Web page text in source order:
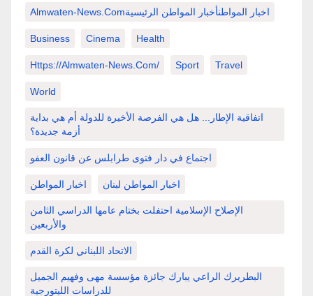
Almwaten-News.comاخبار المواطنأخبار المواطن الرئيسية
Business Cinema Health
Https://almwaten-News.com/ Sport Travel
World
اتفاقية الإطار... هل هي الفرصة الأخيرة للدولة أم هي بداية
أزمة جديدة؟
اجتماع في دار فتوى طرابلس عن قانون العفو
اخبار المواطن اخبار المواطن لبنان
الإصلاح الإسلامية احتفلت بختام عامها الدراسي الثامن
والأربعين
الاتحاد اللبناني لكرة القدم
البطريرك الراعي يبارك جائزة مؤسسة مهى وفهيم الجميل
للدراسات الليتورجية